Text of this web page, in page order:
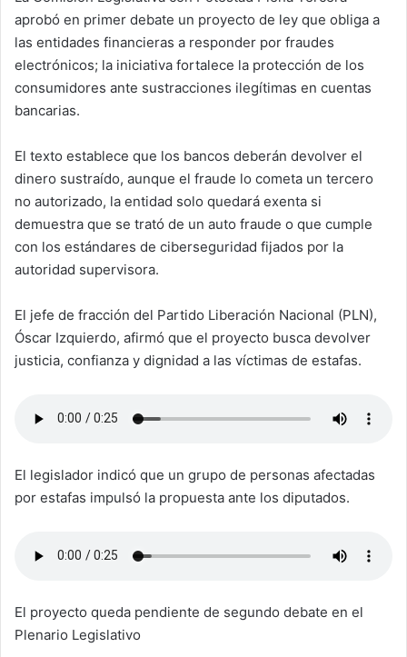
aprobó en primer debate un proyecto de ley que obliga a
las entidades financieras a responder por fraudes
electrónicos; la iniciativa fortalece la protección de los
consumidores ante sustracciones ilegítimas en cuentas
bancarias.
El texto establece que los bancos deberán devolver el
dinero sustraído, aunque el fraude lo cometa un tercero
no autorizado, la entidad solo quedará exenta si
demuestra que se trató de un auto fraude o que cumple
con los estándares de ciberseguridad fijados por la
autoridad supervisora.
El jefe de fracción del Partido Liberación Nacional (PLN),
Óscar Izquierdo, afirmó que el proyecto busca devolver
justicia, confianza y dignidad a las víctimas de estafas.
El legislador indicó que un grupo de personas afectadas
por estafas impulsó la propuesta ante los diputados.
El proyecto queda pendiente de segundo debate en el
Plenario Legislativo